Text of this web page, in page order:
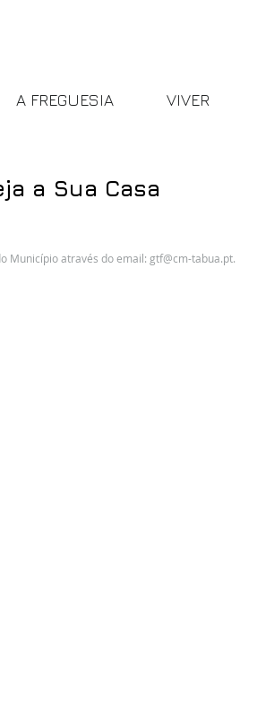
A FREGUESIA VIVER
a Sua Casa
Município através do email: gtf@cm-tabua.pt.